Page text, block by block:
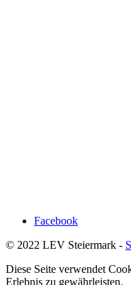
Facebook
© 2022 LEV Steiermark -
Diese Seite verwendet
Erlebnis zu gewährleisten.